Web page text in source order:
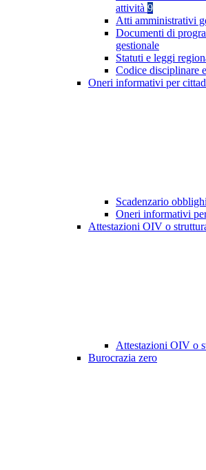
attività 9
Atti amministrativi
Documenti di
gestionale
Statuti e leggi
Codice disciplinare
Oneri informativi per
Scadenzario
Oneri informativi
Attestazioni OIV o
Attestazioni OIV o
Burocrazia zero